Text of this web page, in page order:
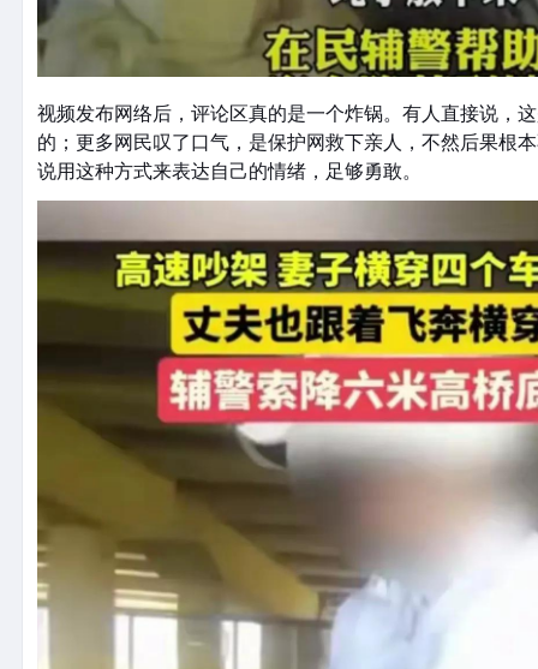
视频发布网络后，评论区真的是一个炸锅。有人直接说，
的；更多网民叹了口气，是保护网救下亲人，不然后果根
说用这种方式来表达自己的情绪，足够勇敢。